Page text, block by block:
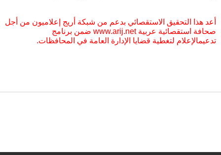
أعد هذا التحقيق الاستقصائي بدعم من شبكة أريج إعلاميون من أجل
صحافة استقصائية عربية www.arij.net ضمن برنامج
تدعيمالإعلام لتغطية قضايا الإدارة العامة في المحافظات.